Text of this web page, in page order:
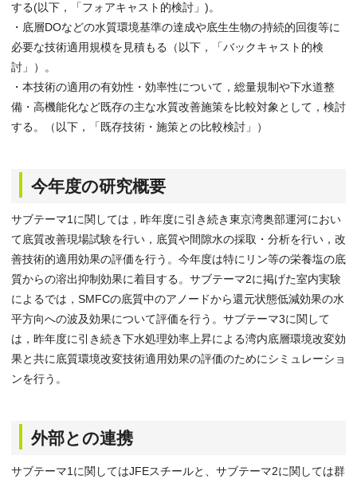
する(以下，「フォアキャスト的検討」)。
・底層DOなどの水質環境基準の達成や底生生物の持続的回復等に
必要な技術適用規模を見積もる（以下，「バックキャスト的検
討」）。
・本技術の適用の有効性・効率性について，総量規制や下水道整
備・高機能化など既存の主な水質改善施策を比較対象として，検討
する。（以下，「既存技術・施策との比較検討」）
今年度の研究概要
サブテーマ1に関しては，昨年度に引き続き東京湾奥部運河におい
て底質改善現場試験を行い，底質や間隙水の採取・分析を行い，改
善技術的適用効果の評価を行う。今年度は特にリン等の栄養塩の底
質からの溶出抑制効果に着目する。サブテーマ2に掲げた室内実験
によるでは，SMFCの底質中のアノードから還元状態低減効果の水
平方向への波及効果について評価を行う。サブテーマ3に関して
は，昨年度に引き続き下水処理効率上昇による湾内底層環境改変効
果と共に底質環境改変技術適用効果の評価のためにシミュレーショ
ンを行う。
外部との連携
サブテーマ1に関してはJFEスチールと、サブテーマ2に関しては群